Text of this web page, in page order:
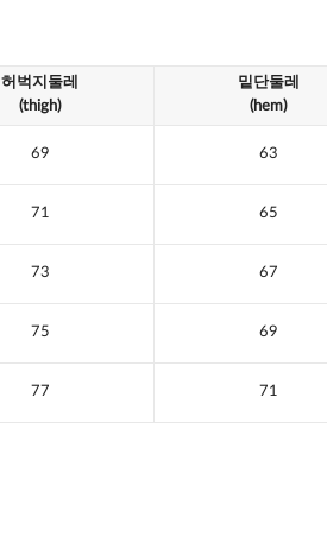
허벅지둘레
(thigh)
밑단둘레
(hem)
69 63
71 65
73 67
75 69
77 71